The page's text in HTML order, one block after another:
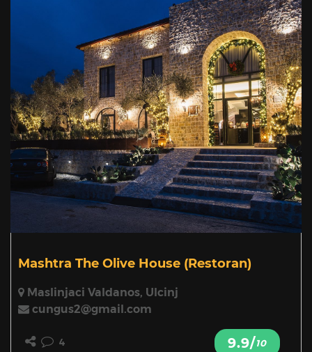
Mashtra The Olive House (Restoran)
Maslinjaci Valdanos, Ulcinj
cungus2@gmail.com
4 9.9/10